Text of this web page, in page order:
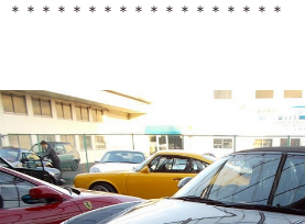
＊＊＊＊＊＊＊＊＊＊＊＊＊＊＊＊＊＊